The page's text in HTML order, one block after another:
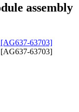
assembly